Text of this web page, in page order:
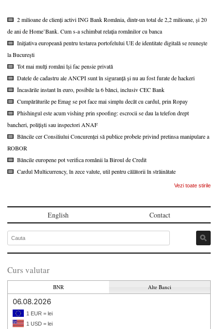
2 milioane de clienți activi ING Bank România, dintr-un total de 2,2 milioane, și 20
de ani de Home’Bank. Cum s-a schimbat relația românilor cu banca
Inițiativa europeană pentru testarea portofelului UE de identitate digitală se reunește
la București
Tot mai mulți români își fac pensie privată
Datele de cadastru ale ANCPI sunt în siguranță și nu au fost furate de hackeri
Încasările instant în euro, posibile la 6 bănci, inclusiv CEC Bank
Cumpărăturile pe Emag se pot face mai simplu decât cu cardul, prin Ropay
Phishingul este acum vishing prin spoofing: escrocii se dau la telefon drept
bancheri, polițiști sau inspectori ANAF
Băncile cer Consiliului Concurenței să publice probele privind pretinsa manipulare a
ROBOR
Băncile europene pot verifica românii la Biroul de Credit
Cardul Multicurrency, în zece valute, util pentru călătorii în străinătate
Vezi toate stirile
English Contact
Curs valutar
BNR Alte Banci
06.08.2026
1 EUR = lei
1 USD = lei